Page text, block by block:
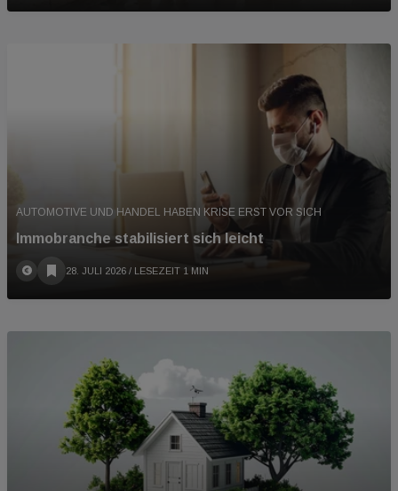
AUTOMOTIVE UND HANDEL HABEN KRISE ERST VOR SICH
Immobranche stabilisiert sich leicht
28. JULI 2026 / LESEZEIT 1 MIN